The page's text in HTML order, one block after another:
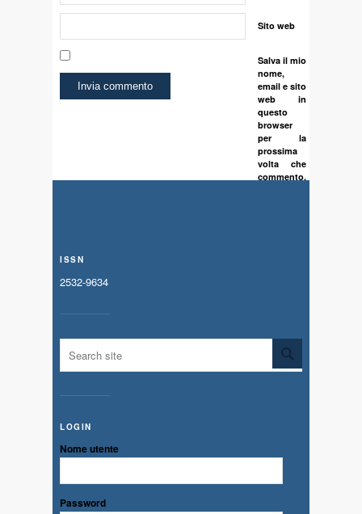
Sito web
Salva il mio
nome,
email e sito
web in
questo
browser
per la
prossima
volta che
commento.
ISSN
2532-9634
LOGIN
Nome utente
Password